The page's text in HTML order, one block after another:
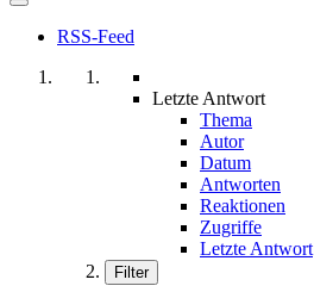
RSS-Feed
Letzte Antwort
Thema
Autor
Datum
Antworten
Reaktionen
Zugriffe
Letzte Antwort
Filter